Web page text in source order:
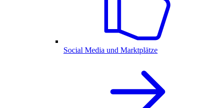
Social Media und Marktplätze